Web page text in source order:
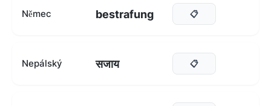
Němec bestrafung 📋
Nepálský सजाय 📋